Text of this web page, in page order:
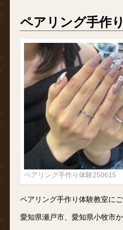
ペアリング手作
ペアリング手作り体験250615
ペアリング手作り体験教室に
愛知県瀬戸市、愛知県小牧市か